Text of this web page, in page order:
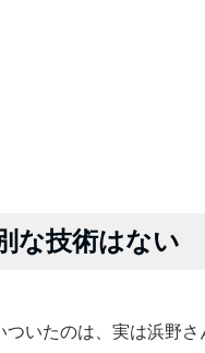
な技術はない
いたのは、実は浜野